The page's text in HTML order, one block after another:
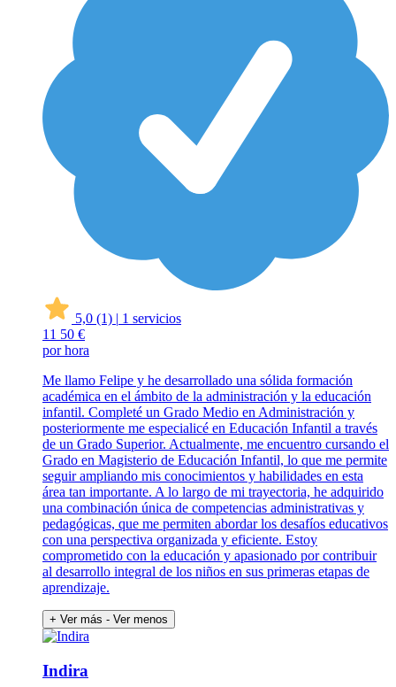
5,0 (1) | 1 servicios
11 50 €
por hora
Me llamo Felipe y he desarrollado una sólida formación
académica en el ámbito de la administración y la educación
infantil. Completé un Grado Medio en Administración y
posteriormente me especialicé en Educación Infantil a través
de un Grado Superior. Actualmente, me encuentro cursando el
Grado en Magisterio de Educación Infantil, lo que me permite
seguir ampliando mis conocimientos y habilidades en esta
área tan importante. A lo largo de mi trayectoria, he adquirido
una combinación única de competencias administrativas y
pedagógicas, que me permiten abordar los desafíos educativos
con una perspectiva organizada y eficiente. Estoy
comprometido con la educación y apasionado por contribuir
al desarrollo integral de los niños en sus primeras etapas de
aprendizaje.
+ Ver más - Ver menos
Indira